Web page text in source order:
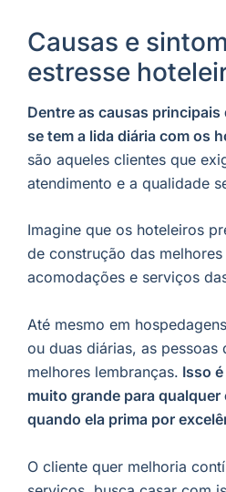
Causas e
estresse
Dentre as causas
se tem a lida diária com os
são aqueles clientes que
atendimento e a qualidade
Imagine que os hoteleiros
de construção das
acomodações e serviços
Até mesmo em
ou duas diárias, as pessoas
melhores lembranças. Isso
muito grande para qualquer
quando ela prima por
O cliente quer melhoria